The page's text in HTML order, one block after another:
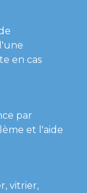
en cas
par
et l'aide
vitrier,